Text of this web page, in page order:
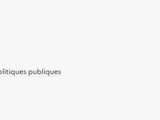
publiques